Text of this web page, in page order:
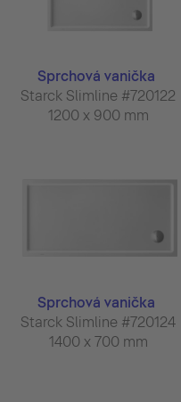
Sprchová vanička
Starck Slimline #720122
1200 x 900 mm
Sprchová vanička
Starck Slimline #720124
1400 x 700 mm